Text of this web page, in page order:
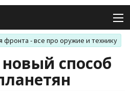
фронта - все про оружие и технику
способ